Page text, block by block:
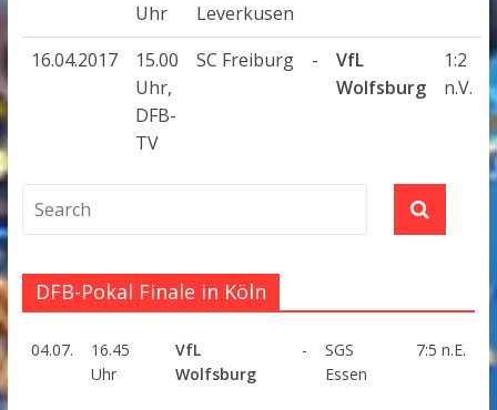
Uhr
Leverkusen
16.04.2017
15.00
Uhr,
DFB-
TV
SC Freiburg -
VfL
Wolfsburg
1:2
n.V.
DFB-Pokal Finale in Köln
04.07.
16.45
Uhr
VfL
Wolfsburg
-
SGS
Essen
7:5 n.E.